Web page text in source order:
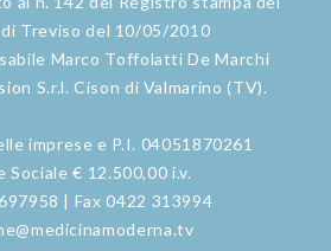
Treviso del 10/05/2010
Marco Toffolatti De Marchi
S.r.l. Cison di Valmarino (TV).
imprese e P.I. 04051870261
Sociale € 12.500,00 i.v.
| Fax 0422 313994